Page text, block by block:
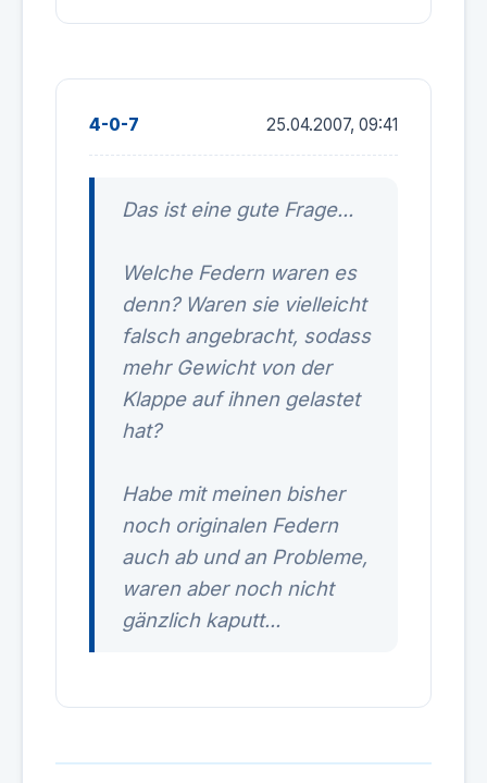
4-0-7 25.04.2007, 09:41
Das ist eine gute Frage...
Welche Federn waren es
denn? Waren sie vielleicht
falsch angebracht, sodass
mehr Gewicht von der
Klappe auf ihnen gelastet
hat?
Habe mit meinen bisher
noch originalen Federn
auch ab und an Probleme,
waren aber noch nicht
gänzlich kaputt...